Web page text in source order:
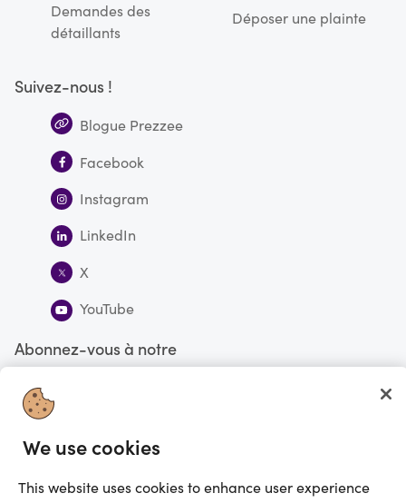
Demandes des
détaillants
Déposer une plainte
Suivez-nous !
Blogue Prezzee
Facebook
Instagram
LinkedIn
X
YouTube
Abonnez-vous à notre
infolettre
Vous faites actuellement vos magasinages au Canada
We use cookies
This website uses cookies to enhance user experience